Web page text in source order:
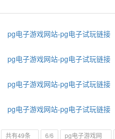
pg电子游戏网站-pg电子试玩链接
pg电子游戏网站-pg电子试玩链接
pg电子游戏网站-pg电子试玩链接
pg电子游戏网站-pg电子试玩链接
共有49条
6/6
pg电子游戏网